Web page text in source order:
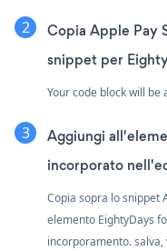
Copia Apple Pay
snippet per
Your code block will
Aggiungi
incorporato
Copia sopra lo snippet
elemento EightyDays
incorporamento.